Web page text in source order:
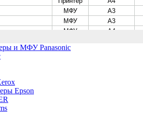
OKI
RICOH
аппаратов Infotec
и факсы Panasonic
и МФУ Panasonic
Epson